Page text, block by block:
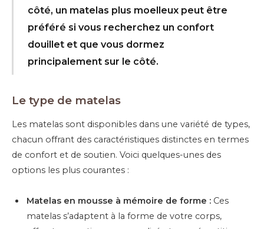
côté, un matelas plus moelleux peut être
préféré si vous recherchez un confort
douillet et que vous dormez
principalement sur le côté.
Le type de matelas
Les matelas sont disponibles dans une variété de types,
chacun offrant des caractéristiques distinctes en termes
de confort et de soutien. Voici quelques-unes des
options les plus courantes :
Matelas en mousse à mémoire de forme : Ces
matelas s’adaptent à la forme de votre corps,